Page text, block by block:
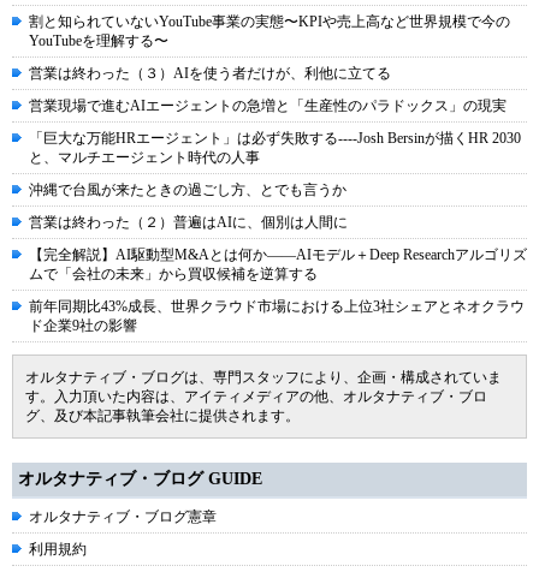
割と知られていないYouTube事業の実態〜KPIや売上高など世界規模で今の
YouTubeを理解する〜
営業は終わった（３）AIを使う者だけが、利他に立てる
営業現場で進むAIエージェントの急増と「生産性のパラドックス」の現実
「巨大な万能HRエージェント」は必ず失敗する----Josh Bersinが描くHR 2030
と、マルチエージェント時代の人事
沖縄で台風が来たときの過ごし方、とでも言うか
営業は終わった（２）普遍はAIに、個別は人間に
【完全解説】AI駆動型M&Aとは何か――AIモデル＋Deep Researchアルゴリズ
ムで「会社の未来」から買収候補を逆算する
前年同期比43%成長、世界クラウド市場における上位3社シェアとネオクラウ
ド企業9社の影響
オルタナティブ・ブログは、専門スタッフにより、企画・構成されていま
す。入力頂いた内容は、アイティメディアの他、オルタナティブ・ブロ
グ、及び本記事執筆会社に提供されます。
オルタナティブ・ブログ GUIDE
オルタナティブ・ブログ憲章
利用規約